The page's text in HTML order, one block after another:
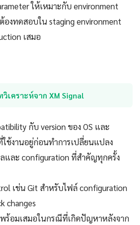
ให้เหมาะกับ environment
องทดสอบใน staging environment
เสมอ
วิเคราะห์จาก XM Signal
กับ version ของ OS และ
ใช้งานอยู่ก่อนทำการเปลี่ยนแปลง
และ configuration ที่สำคัญทุกครั้ง
เช่น Git สำหรับไฟล์ configuration
changes
พร้อมเสมอในกรณีที่เกิดปัญหาหลังจาก